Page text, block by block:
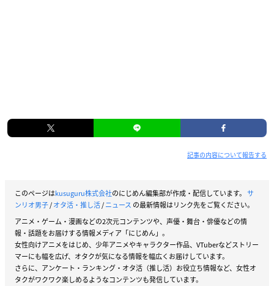
記事の内容について報告する
このページはkusuguru株式会社のにじめん編集部が作成・配信しています。 サ
ンリオ男子/オタ活・推し活/ニュース の最新情報はリンク先をご覧ください。
アニメ・ゲーム・漫画などの2次元コンテンツや、声優・舞台・俳優などの情
報・話題をお届けする情報メディア「にじめん」。
女性向けアニメをはじめ、少年アニメやキャラクター作品、VTuberなどストリー
マーにも幅を広げ、オタクが気になる情報を幅広くお届けしています。
さらに、アンケート・ランキング・オタ活（推し活）お役立ち情報など、女性オ
タクがワクワク楽しめるようなコンテンツも発信しています。